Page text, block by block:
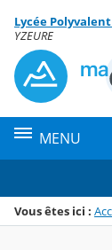
Menu de la
Contenu
Lycée Polyvalent
YZEURE
MENU
Vous êtes ici :